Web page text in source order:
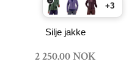
+3
Silje jakke
2 250.00 NOK